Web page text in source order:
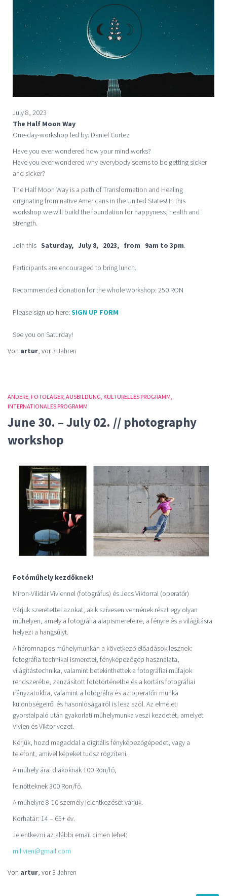
July 8, 2023
The Half Moon Way
One-day-workshop led by: Daniel Cortez
Have you ever wondered how your mind works?
Have you ever wondered why everybody seems to be getting sicker
and sicker?
The Half Moon Way is a path of Transformation and Healing
originating from native Americans in the United States! In this
workshop we will build the foundation for happyness, health and
strength.
Join this Saturday, July 8, 2023, from 9am to 3pm.
Participants are encouraged to bring lunch.
Recommended donation for the whole workshop: 250 RON
Please sign up here: SIGN UP FORM
See you on Saturday!
Von artur, vor3 Jahren
ANDERE FOTOLAGER AUSBILDUNG KULTURELLES PROGRAMM
INTERNATIONALES PROGRAMM
June 30. – July 02. // photography
workshop
Fotóműhely kezdőknek!
Miron-Vilidár Viviennel (fotográfus) és Jecs Viktorral (operatőr)
Várjuk szeretettel azokat, akik szívesen vennének részt egy olyan
műhelyen, amely a fotográfia alapismereteire, a fényre és a világításra
helyezi a hangsúlyt.
A háromnapos műhelymunkán a következő előadások lesznek:
fotográfia technikai ismeretei, fényképezőgép használata,
világítástechnika, valamint betekinthettek a fotográfiai műfajok
rendszerébe, zanzásított fotótörténetbe és a kortárs fotográfiai
irányzatokba, valamint a fotográfia és az operatőri munka
különbségeiről és hasonlóságairól is lesz szól. Az elméleti
gyorstalpaló után gyakorlati műhelymunka veszi kezdetét, amelyet
Vivien és Viktor vezet.
Kérjük, hozd magaddal a digitális fényképezőgépedet, vagy a
telefont, amivel képeket tudsz rögzíteni.
A műhely ára: diákoknak 100 Ron/fő,
felnőtteknek 300 Ron/fő.
A műhelyre 8-10 személy jelentkezését várjuk.
Korhatár: 14 – 65+ év.
Jelentkezni az alábbi email címen lehet:
milivien@gmail.com
Von artur, vor3 Jahren